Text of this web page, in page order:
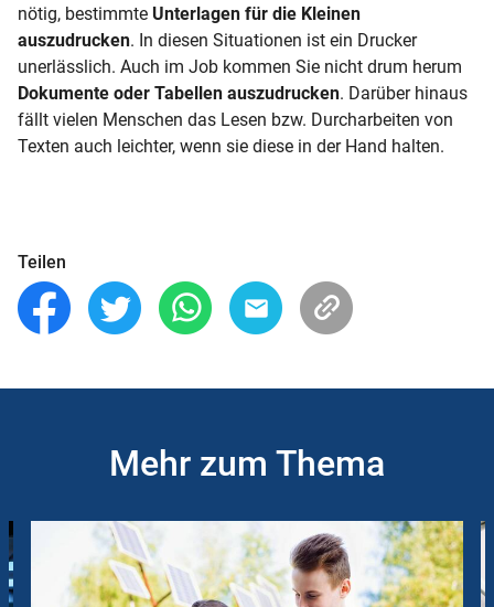
nötig, bestimmte Unterlagen für die Kleinen
auszudrucken. In diesen Situationen ist ein Drucker
unerlässlich. Auch im Job kommen Sie nicht drum herum
Dokumente oder Tabellen auszudrucken. Darüber hinaus
fällt vielen Menschen das Lesen bzw. Durcharbeiten von
Texten auch leichter, wenn sie diese in der Hand halten.
Teilen
Mehr zum Thema
Instructions